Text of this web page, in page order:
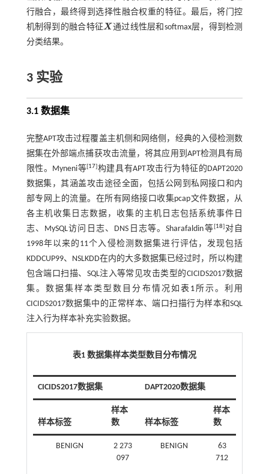
行融合，最终得到选择性融合权重的特征。最后，将门控
机制得到的融合特征 X
X 通过线性层和softmax层，得到检测
分类结果。
3 实验
3.1 数据集
完整APT攻击过程覆盖主机侧和网络侧，经典的入侵检测数
据集在外部端点捕获攻击流量，将其应用到APT检测具有局
限性。Myneni等[17]构建具有APT攻击行为特征的DAPT2020
数据集，其涵盖攻击途径全面，包括公网到私网接口和内
部专网上的流量。在所有网络接口收集pcap文件数据，从
各主机收集日志数据，收集的主机日志包括系统事件日
志、MySQL访问日志、DNS日志等。Sharafaldin等[18]对自
1998年以来的11个入侵检测数据集进行评估，发现包括
KDDCUP99、NSLKDD在内的大多数据集已经过时，所以构建
包含端口扫描、SQL注入等常见攻击类型的CICIDS2017数据
集。数据集样本类型数目分布情况如 表1 所示。利用
CICIDS2017数据集中的正常样本、端口扫描行为样本和SQL
注入行为样本补充实验数据。
表1 数据集样本类型数目分布情况
CICIDS2017数据集 DAPT2020数据集
样本标签
样本
数
样本标签
样本
数
BENIGN
2 273
097
BENIGN
63
712